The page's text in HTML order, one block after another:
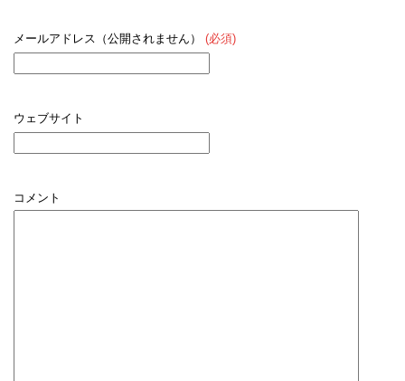
メールアドレス（公開されません） (必須)
ウェブサイト
コメント